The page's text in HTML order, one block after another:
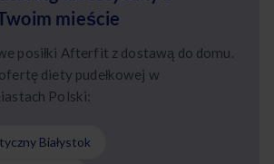
mieście
posiłki Afterfit z dostawą do domu.
diety pudełkowej w
Polski:
Białystok